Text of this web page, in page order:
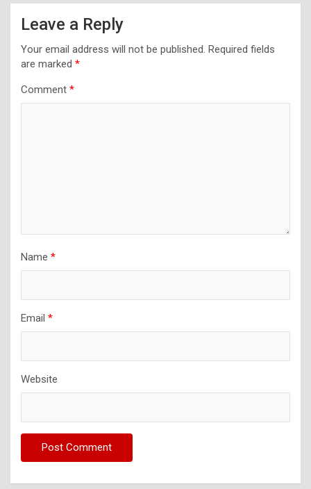
Leave a Reply
Your email address will not be published. Required fields
are marked *
Comment *
Name *
Email *
Website